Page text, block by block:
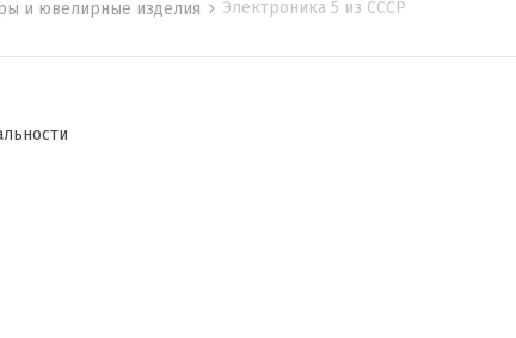
и ювелирные изделия Электроника 5 из СССР